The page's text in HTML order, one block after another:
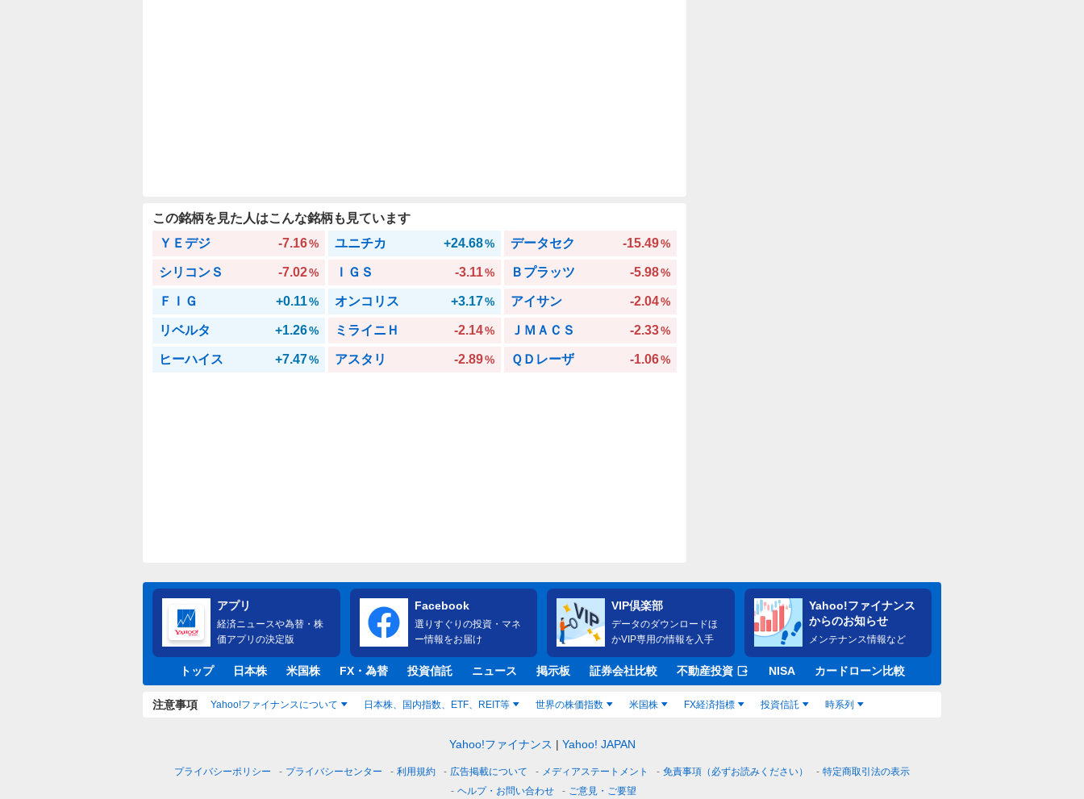
この銘柄を見た人はこんな銘柄も見ています
ＹＥデジ
-7.16% ユニチカ +24.68% データセク -15.49%
シリコンＳ -7.02% ＩＧＳ -3.11% Ｂプラッツ -5.98%
ＦＩＧ +0.11% オンコリス +3.17% アイサン -2.04%
リベルタ +1.26% ミライニＨ -2.14% ＪＭＡＣＳ -2.33%
ヒーハイス +7.47% アスタリ -2.89% ＱＤレーザ -1.06%
アプリ
経済ニュースや為替・株
価アプリの決定版
Facebook
選りすぐりの投資・マネ
ー情報をお届け
VIP倶楽部
データのダウンロードほ
かVIP専用の情報を入手
Yahoo!ファイナンス
からのお知らせ
メンテナンス情報など
トップ 日本株 米国株 FX・為替 投資信託 ニュース 掲示板 証券会社比較 不動産投資 NISA カードローン比較
注意事項 Yahoo!ファイナンスについて 日本株、国内指数、ETF、REIT等 世界の株価指数 米国株 FX経済指標 投資信託 時系列
Yahoo!ファイナンス Yahoo! JAPAN
プライバシーポリシー プライバシーセンター 利用規約 広告掲載について メディアステートメント 免責事項（必ずお読みください）
特定商取引法の表示
ヘルプ・お問い合わせ
ご意見・ご要望